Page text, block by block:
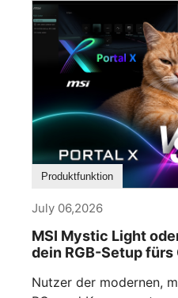
Produktfunktion
July 06,2026
MSI Mystic Light
dein RGB-Setup fürs
Nutzer der modernen,